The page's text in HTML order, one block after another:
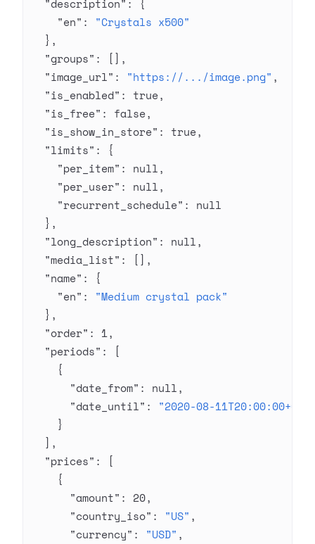
  "description"
: {
    "en"
: "Crystals x500"
  },
  "groups"
: [],
  "image_url"
: "https://.../image.png" ,
  "is_enabled"
: true,
  "is_free"
: false,
  "is_show_in_store"
: true,
  "limits"
: {
    "per_item"
: null,
    "per_user"
: null,
    "recurrent_schedule"
: null
  },
  "long_description"
: null,
  "media_list"
: [],
  "name"
: {
    "en"
: "Medium crystal pack"
  },
  "order"
: 1,
  "periods"
: [
    {
      "date_from"
: null,
      "date_until"
: "2020-08-
    }
  ],
  "prices"
: [
    {
      "amount"
: 20,
      "country_iso"
: "US" ,
      "currency"
: "USD" ,